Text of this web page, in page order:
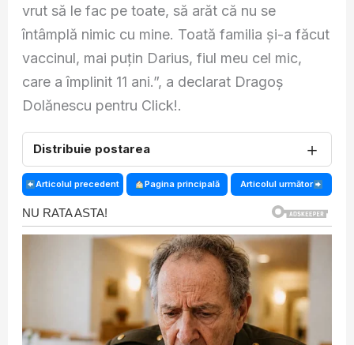
vrut să le fac pe toate, să arăt că nu se
întâmplă nimic cu mine. Toată familia și-a făcut
vaccinul, mai puțin Darius, fiul meu cel mic,
care a împlinit 11 ani.”, a declarat Dragoș
Dolănescu pentru Click!.
Distribuie postarea ＋
Articolul precedent Pagina principală Articolul următor